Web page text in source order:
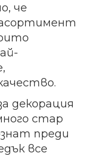
че
декорация
стар
преди
все